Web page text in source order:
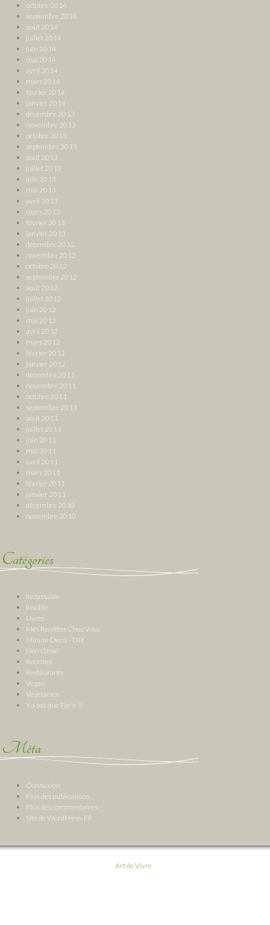
octobre 2014
septembre 2014
août 2014
juillet 2014
juin 2014
mai 2014
avril 2014
mars 2014
février 2014
janvier 2014
décembre 2013
novembre 2013
octobre 2013
septembre 2013
août 2013
juillet 2013
juin 2013
mai 2013
avril 2013
mars 2013
février 2013
janvier 2013
décembre 2012
novembre 2012
octobre 2012
septembre 2012
août 2012
juillet 2012
juin 2012
mai 2012
avril 2012
mars 2012
février 2012
janvier 2012
décembre 2011
novembre 2011
octobre 2011
septembre 2011
août 2011
juillet 2011
juin 2011
mai 2011
avril 2011
mars 2011
février 2011
janvier 2011
décembre 2010
novembre 2010
Catégories
Inclassable
Insolite
Livres
Mes Recettes Chez Vous
Minute Deco – DIY
Non classé
Recettes
Restaurants
Vegan
Végétarien
Y a pas que Paris !!!
Méta
Connexion
Flux des publications
Flux des commentaires
Site de WordPress-FR
Art de Vivre